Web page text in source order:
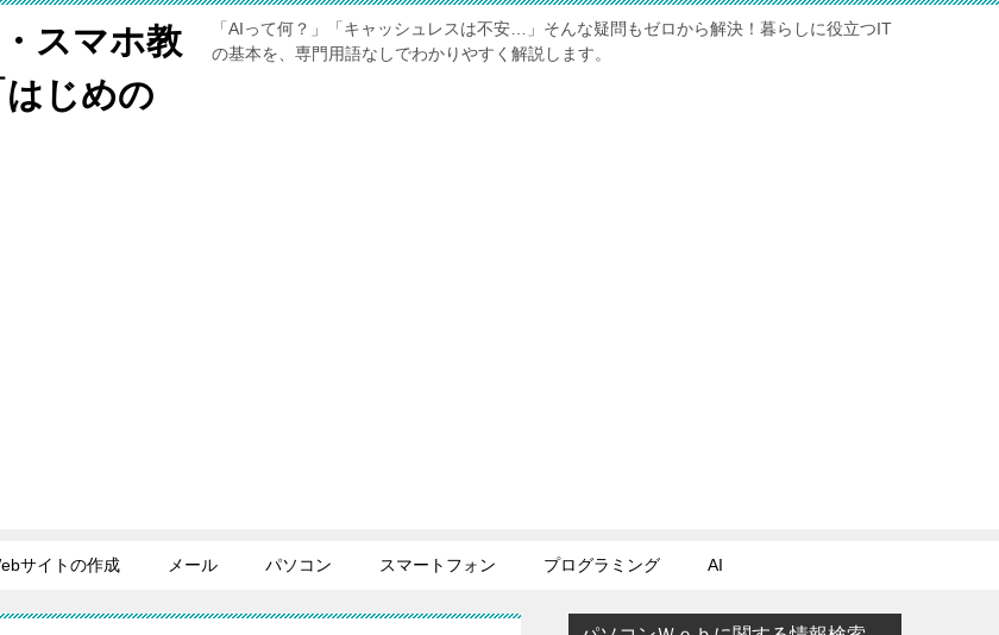
スマホ教
じめの
「AIって何？」「キャッシュレスは不安…」そんな疑問もゼロから解決！暮らしに役立つIT
の基本を、専門用語なしでわかりやすく解説します。
サイトの作成 メール パソコン スマートフォン プログラミング AI